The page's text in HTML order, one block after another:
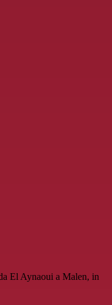
El Aynaoui a Malen, in